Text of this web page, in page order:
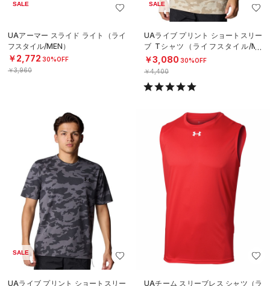
SALE
UAアーマー スライド ライト（ライ
フスタイル/MEN）
￥2,772 30%OFF
￥3,960
SALE
UAライブ プリント ショートスリー
ブ Tシャツ（ライフスタイル/ME
N）
￥3,080 30%OFF
￥4,400
SALE
UAライブ プリント ショートスリー UAチーム スリーブレス シャツ（ラ